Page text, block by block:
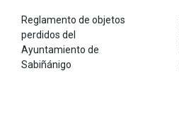
Reglamento de objetos
perdidos del
Ayuntamiento de
Sabiñánigo